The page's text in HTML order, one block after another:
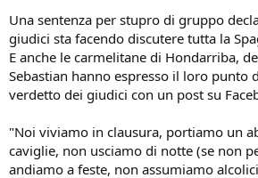
Una sentenza per stupro di gruppo
giudici sta facendo discutere tutta la
E anche le carmelitane di Hondarriba,
Sebastian hanno espresso il loro punto
verdetto dei giudici con un post su
"Noi viviamo in clausura, portiamo un
caviglie, non usciamo di notte (se non
andiamo a feste, non assumiamo